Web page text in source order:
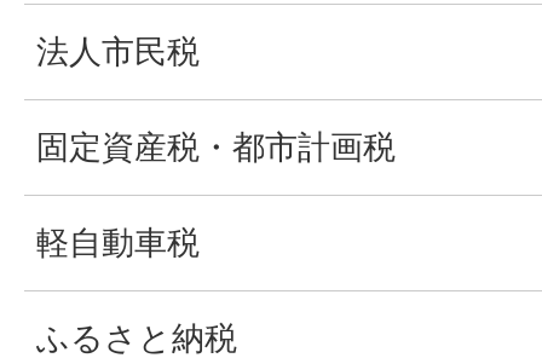
法人市民税
固定資産税・都市計画税
軽自動車税
ふるさと納税